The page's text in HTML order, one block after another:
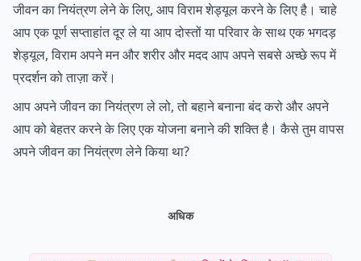
जीवन का नियंत्रण लेने के लिए, आप विराम शेड्यूल करने के लिए है। चाहे
आप एक पूर्ण सप्ताहांत दूर ले या आप दोस्तों या परिवार के साथ एक भगदड़
शेड्यूल, विराम अपने मन और शरीर और मदद आप अपने सबसे अच्छे रूप में
प्रदर्शन को ताज़ा करें।
आप अपने जीवन का नियंत्रण ले लो, तो बहाने बनाना बंद करो और अपने
आप को बेहतर करने के लिए एक योजना बनाने की शक्ति है। कैसे तुम वापस
अपने जीवन का नियंत्रण लेने किया था?
अधिक